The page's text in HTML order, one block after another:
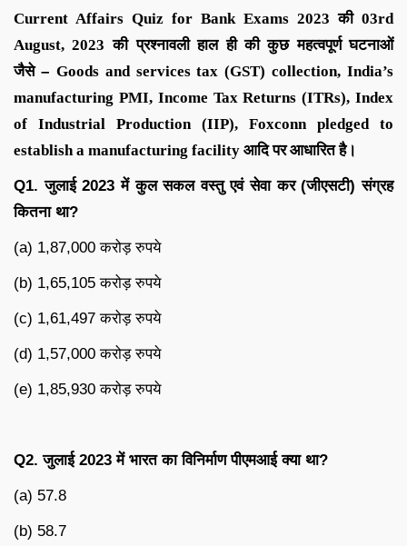
Current Affairs Quiz for Bank Exams 2023की03rd
August,2023कीप्रश्नावली हाल ही की कुछ महत्वपूर्ण घटनाओं
जैसे – Goods and services tax (GST) collection, India’s
manufacturing PMI, Income Tax Returns (ITRs), Index
of Industrial Production (IIP), Foxconn pledged to
establish a manufacturing facility आदिपर आधारित है।
Q1.जुलाई 2023में कुल सकल वस्तु एवं सेवा कर(जीएसटी)संग्रह
कितना था?
(a) 1,87,000 करोड़ रुपये
(b) 1,65,105 करोड़ रुपये
(c) 1,61,497 करोड़ रुपये
(d) 1,57,000 करोड़ रुपये
(e) 1,85,930 करोड़ रुपये
Q2.जुलाई 2023में भारत का विनिर्माण पीएमआई क्या था?
(a) 57.8
(b) 58.7